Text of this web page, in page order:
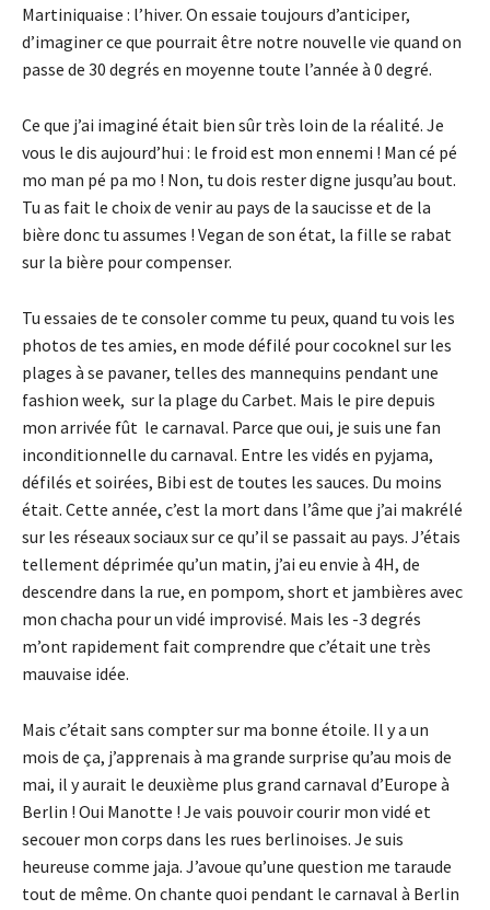
Martiniquaise : l’hiver. On essaie toujours d’anticiper,
d’imaginer ce que pourrait être notre nouvelle vie quand on
passe de 30 degrés en moyenne toute l’année à 0 degré.
Ce que j’ai imaginé était bien sûr très loin de la réalité. Je
vous le dis aujourd’hui : le froid est mon ennemi ! Man cé pé
mo man pé pa mo ! Non, tu dois rester digne jusqu’au bout.
Tu as fait le choix de venir au pays de la saucisse et de la
bière donc tu assumes ! Vegan de son état, la fille se rabat
sur la bière pour compenser.
Tu essaies de te consoler comme tu peux, quand tu vois les
photos de tes amies, en mode défilé pourcocoknel sur les
plages à se pavaner, telles des mannequins pendant une
fashion week, sur la plage du Carbet. Mais le pire depuis
mon arrivée fût le carnaval. Parce que oui, je suis une fan
inconditionnelle du carnaval. Entre les vidés en pyjama,
défilés et soirées, Bibi est de toutes les sauces. Du moins
était. Cette année, c’est la mort dans l’âme que j’ai makrélé
sur les réseaux sociaux sur ce qu’il se passait au pays. J’étais
tellement déprimée qu’un matin, j’ai eu envie à 4H, de
descendre dans la rue, en pompom, short et jambières avec
mon chacha pour un vidé improvisé. Mais les -3 degrés
m’ont rapidement fait comprendre que c’était une très
mauvaise idée.
Mais c’était sans compter sur ma bonne étoile. Il y a un
mois de ça, j’apprenais à ma grande surprise qu’au mois de
mai, il y aurait le deuxième plus grand carnaval d’Europe à
Berlin ! Oui Manotte ! Je vais pouvoir courir mon vidé et
secouer mon corps dans les rues berlinoises. Je suis
heureuse comme jaja. J’avoue qu’une question me taraude
tout de même. On chante quoi pendant le carnaval à Berlin